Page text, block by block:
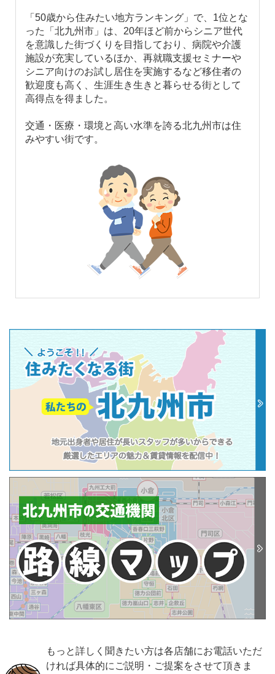
「50歳から住みたい地方ランキング」で、1位とな
った「北九州市」は、20年ほど前からシニア世代
を意識した街づくりを目指しており、病院や介護
施設が充実しているほか、再就職支援セミナーや
シニア向けのお試し居住を実施するなど移住者の
歓迎度も高く、生涯生き生きと暮らせる街として
高得点を得ました。
交通・医療・環境と高い水準を誇る北九州市は住
みやすい街です。
もっと詳しく聞きたい方は各店舗にお電話いただ
ければ具体的にご説明・ご提案をさせて頂きま